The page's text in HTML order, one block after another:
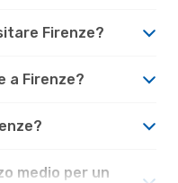
Firenze?
a Firenze?
medio per un